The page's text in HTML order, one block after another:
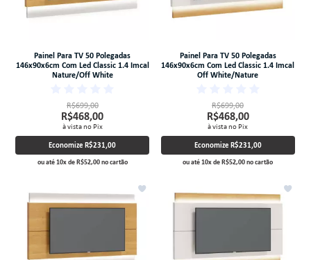
Painel Para TV 50 Polegadas
146x90x6cm Com Led Classic 1.4 Imcal
Nature/Off White
R$699,00
R$468,00
à vista no Pix
EconomizeR$231,00
ou até10xdeR$52,00no cartão
Painel Para TV 50 Polegadas
146x90x6cm Com Led Classic 1.4 Imcal
Off White/Nature
R$699,00
R$468,00
à vista no Pix
Economize R$231,00
ou até10xdeR$52,00no cartão